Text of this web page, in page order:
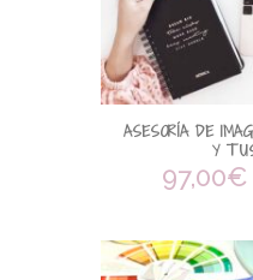
ASESORÍA DE
Y
97,00€